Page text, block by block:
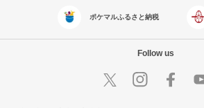
ポケマルふるさと納税
Follow us